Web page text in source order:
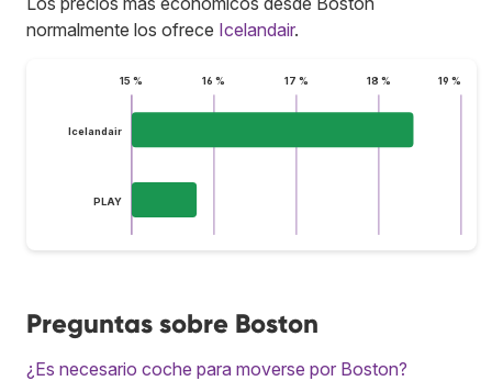
normalmente los ofrece Icelandair.
15 % 16 % 17 % 18 % 19 %
Icelandair
PLAY
Preguntas sobre Boston
¿Es necesario coche para moverse por Boston?